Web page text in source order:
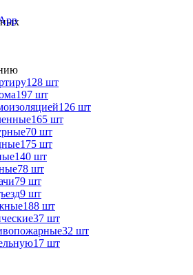
128 шт
197 шт
126 шт
165 шт
70 шт
175 шт
140 шт
78 шт
79 шт
9 шт
188 шт
37 шт
32 шт
17 шт